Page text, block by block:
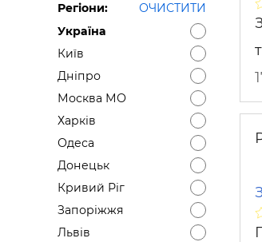
Регіони:
ОЧИСТИТИ
Україна
Київ
Дніпро
Москва МО
Харків
Одеса
Донецьк
Кривий Ріг
Запоріжжя
Львів